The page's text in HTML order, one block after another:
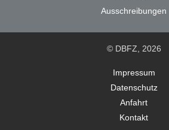
Ausschreibungen
© DBFZ, 2026
Impressum
Datenschutz
Anfahrt
Kontakt